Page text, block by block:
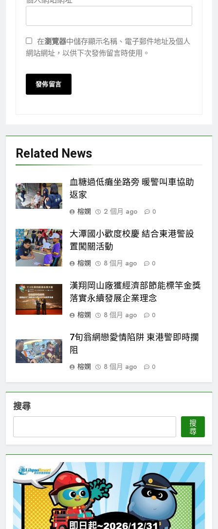
在瀏覽器中儲存顯示名稱、電子郵件地址及個人
網站網址，以供下次發佈留言時使用。
Related News
血糖過低癱坐路旁 暖警叫車協助
返家
榕嫻
2 個月 ago 0
大潭國小歡度校慶 結合東港警設
置闖關活動
榕嫻
8 個月 ago 0
漢翔岡山廠獲經濟部節能標竿金獎
落實永續發展企業理念
榕嫻
8 個月 ago 0
7旬翁網戀愛情陷阱 東港警即時攔
阻
榕嫻
8 個月 ago 0
搜尋
搜
尋